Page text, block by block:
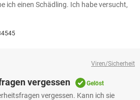
ich einen Schädling. Ich habe versucht,
Viren/Sicherheit
vergessen Gelöst
vergessen. Kann ich sie